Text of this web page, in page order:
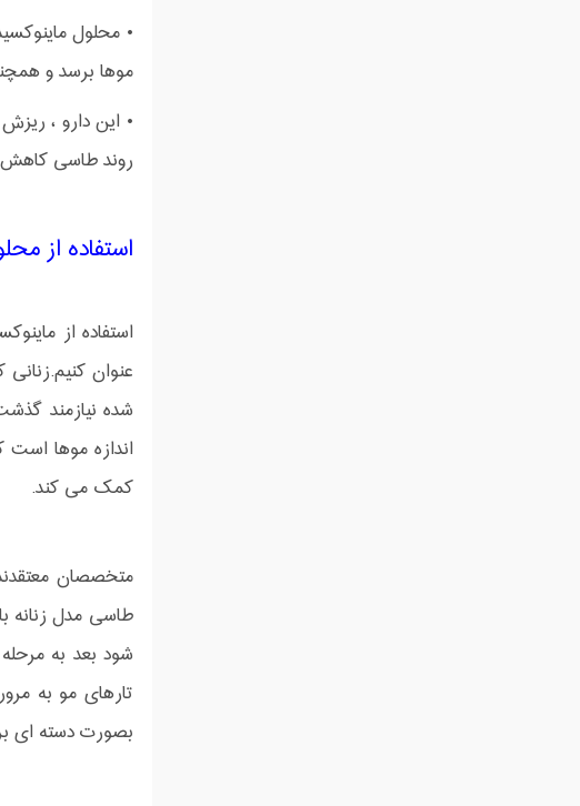
• محلول
موها برسد و
• این دارو ،
روند طاسی
استفاده از
استفاده از
شده نیازمند
اندازه موها
کمک می کند.
متخصصان
شود بعد به
تارهای مو به
بصورت دسته ای